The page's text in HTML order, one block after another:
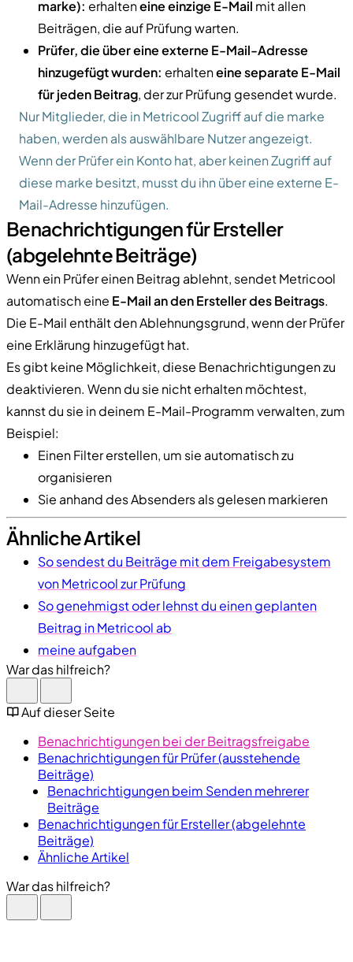
marke): erhalteneine einzige E-Mail mit allen
Beiträgen, die auf Prüfung warten.
Prüfer, die über eine externe E-Mail-Adresse
hinzugefügt wurden: erhalteneine separate E-Mail
für jeden Beitrag, der zur Prüfung gesendet wurde.
Nur Mitglieder, die in Metricool Zugriff auf die marke
haben, werden als auswählbare Nutzer angezeigt.
Wenn der Prüfer ein Konto hat, aber keinen Zugriff auf
diese marke besitzt, musst du ihn über eine externe E-
Mail-Adresse hinzufügen.
Benachrichtigungen für Ersteller
(abgelehnte Beiträge)
Wenn ein Prüfer einen Beitrag ablehnt, sendet Metricool
automatisch eine E-Mail an den Ersteller des Beitrags.
Die E-Mail enthält den Ablehnungsgrund, wenn der Prüfer
eine Erklärung hinzugefügt hat.
Es gibt keine Möglichkeit, diese Benachrichtigungen zu
deaktivieren. Wenn du sie nicht erhalten möchtest,
kannst du sie in deinem E-Mail-Programm verwalten, zum
Beispiel:
Einen Filter erstellen, um sie automatisch zu
organisieren
Sie anhand des Absenders als gelesen markieren
Ähnliche Artikel
So sendest du Beiträge mit dem Freigabesystem
von Metricool zur Prüfung
So genehmigst oder lehnst du einen geplanten
Beitrag in Metricool ab
meine aufgaben
War das hilfreich?
Auf dieser Seite
Benachrichtigungen bei der Beitragsfreigabe
Benachrichtigungen für Prüfer (ausstehende
Beiträge)
Benachrichtigungen beim Senden mehrerer
Beiträge
Benachrichtigungen für Ersteller (abgelehnte
Beiträge)
Ähnliche Artikel
War das hilfreich?